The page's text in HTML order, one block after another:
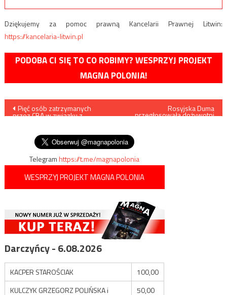
Dziękujemy za pomoc prawną Kancelarii Prawnej Litwin:
https://kancelaria-litwin.pl
PODOBA CI SIĘ TO CO ROBIMY? WESPRZYJ PROJEKT
MAGNA POLONIA!
Nawigacja
wpisu
Pięć osób zatrzymanych
przez CBA w związku z
Rosyjska Duma
przegłosowała dożywotni
Telegramhttps://t.me/magnapolonia
WESPRZYJ PROJEKT MAGNA POLONIA
Darczyńcy - 6.08.2026
KACPER STAROŚCIAK
100,00
KULCZYK GRZEGORZ POLIŃSKA i
50,00